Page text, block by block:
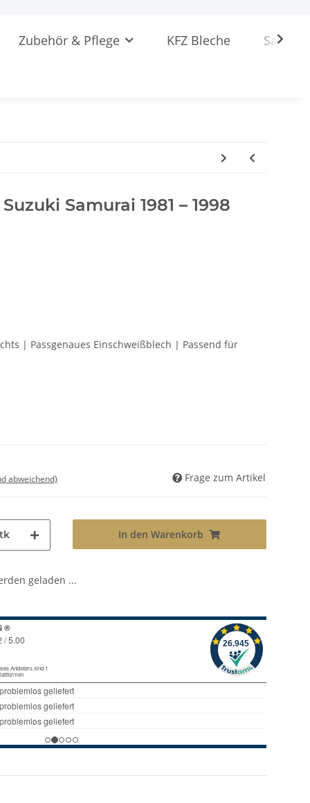
Zubehör & Pflege KFZ Bleche
Samurai 1981 – 1998
| Passgenaues Einschweißblech | Passend für
abweichend) Frage zum Artikel
In den Warenkorb
geladen ...